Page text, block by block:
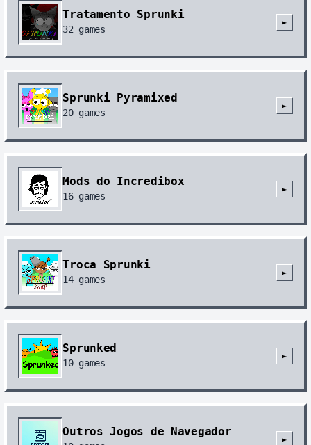
Tratamento Sprunki
32 games
►
Sprunki Pyramixed
20games
►
Mods do Incredibox
16games
►
Troca Sprunki
14games
►
Sprunked
10games
►
Outros Jogos de Navegador
►